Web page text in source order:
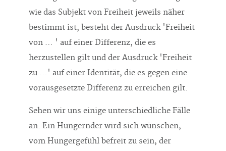
wie das Subjekt von Freiheit jeweils näher
bestimmt ist, besteht der Ausdruck 'Freiheit
von … ' auf einer Differenz, die es
herzustellen gilt und der Ausdruck 'Freiheit
zu …' auf einer Identität, die es gegen eine
vorausgesetzte Differenz zu erreichen gilt.
Sehen wir uns einige unterschiedliche Fälle
an. Ein Hungernder wird sich wünschen,
vom Hungergefühl befreit zu sein, der